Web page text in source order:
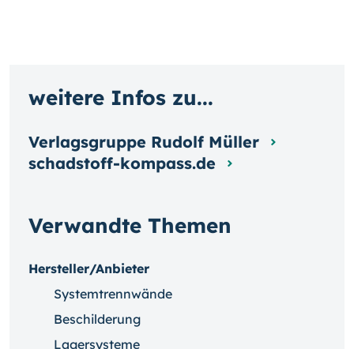
Verwandte Themen
Hersteller/Anbieter
Systemtrennwände
Beschilderung
Lagersysteme
weitere Infos zu...
Verlagsgruppe Rudolf Müller
schadstoff-kompass.de